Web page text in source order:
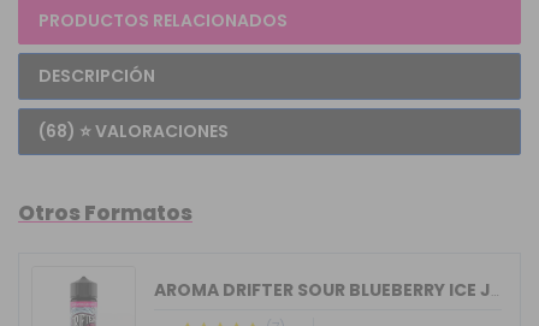
PRODUCTOS RELACIONADOS
DESCRIPCIÓN
(68) ⭐ VALORACIONES
Otros Formatos
AROMA DRIFTER SOUR BLUEBERRY ICE JUIC...